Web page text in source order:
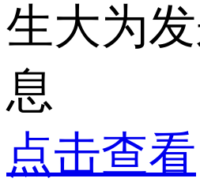
生大为
息
点击查看